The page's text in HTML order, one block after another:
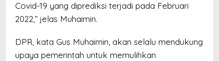
Covid-19 yang diprediksi terjadi pada Februari
2022,” jelas Muhaimin.
DPR, kata Gus Muhaimin, akan selalu mendukung
upaya pemerintah untuk memulihkan